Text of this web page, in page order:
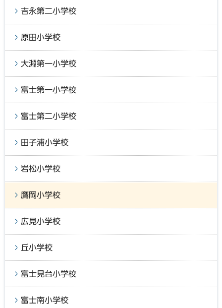
吉永第二小学校
原田小学校
大淵第一小学校
富士第一小学校
富士第二小学校
田子浦小学校
岩松小学校
鷹岡小学校
広見小学校
丘小学校
富士見台小学校
富士南小学校